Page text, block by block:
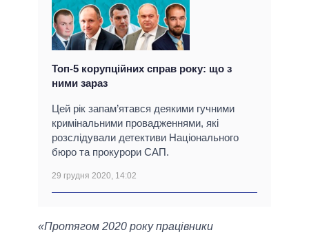
Топ-5 корупційних справ року: що з
ними зараз
Цей рік запам’ятався деякими гучними
кримінальними провадженнями, які
розслідували детективи Національного
бюро та прокурори САП.
29 грудня 2020, 14:02
«Протягом 2020 року працівники